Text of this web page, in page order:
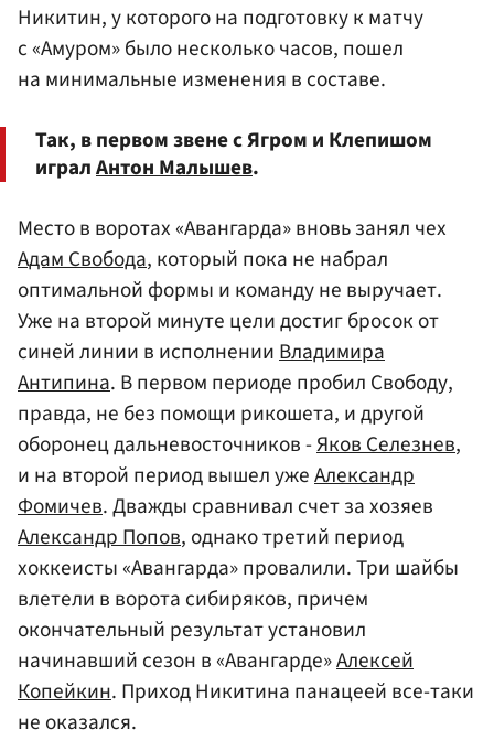
Никитин, у которого на подготовку к матчу
с «Амуром» было несколько часов, пошел
на минимальные изменения в составе.
Так, в первом звене с Ягром и Клепишом
игралАнтон Малышев.
Место в воротах «Авангарда» вновь занял чех
Адам Свобода, который пока не набрал
оптимальной формы и команду не выручает.
Уже на второй минуте цели достиг бросок от
синей линии в исполненииВладимира
Антипина. В первом периоде пробил Свободу,
правда, не без помощи рикошета, и другой
оборонец дальневосточников -Яков Селезнев,
и на второй период вышел ужеАлександр
Фомичев. Дважды сравнивал счет за хозяев
Александр Попов, однако третий период
хоккеисты «Авангарда» провалили. Три шайбы
влетели в ворота сибиряков, причем
окончательный результат установил
начинавший сезон в «Авангарде»Алексей
Копейкин. Приход Никитина панацеей все-таки
не оказался.